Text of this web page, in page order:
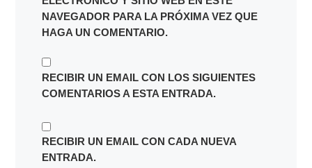
NAVEGADOR PARA LA PRÓXIMA VEZ QUE
HAGA UN COMENTARIO.
RECIBIR UN EMAIL CON LOS SIGUIENTES
COMENTARIOS A ESTA ENTRADA.
RECIBIR UN EMAIL CON CADA NUEVA
ENTRADA.